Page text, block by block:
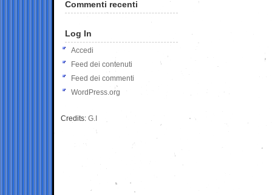
Commenti recenti
Log In
Accedi
Feed dei contenuti
Feed dei commenti
WordPress.org
Credits: G.I